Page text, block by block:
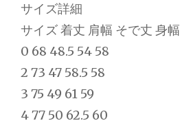
サイズ詳細
サイズ 着丈 肩幅 そで丈 身幅
0 68 48.5 54 58
2 73 47 58.5 58
3 75 49 61 59
4 77 50 62.5 60